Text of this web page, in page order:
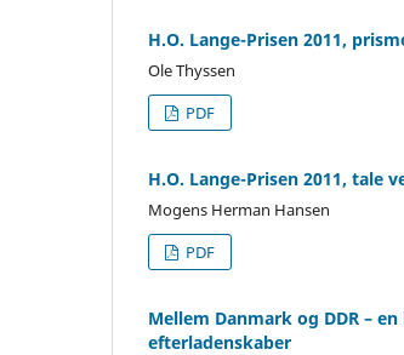
H.O. Lange-Prisen 2011,
Ole Thyssen
PDF
H.O. Lange-Prisen 2011, tale
Mogens Herman Hansen
PDF
Mellem Danmark og DDR –
efterladenskaber